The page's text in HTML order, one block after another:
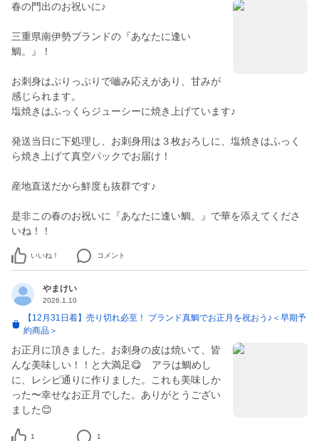
春の門出のお祝いに♪
三重県南伊勢ブランドの『あなたに逢い
鯛。』！
お刺身はぷりっぷりで嚙み応えがあり、甘みが
感じられます。
塩焼きはふっくらジューシーに焼き上げています♪
発送当日に下処理し、お刺身用は３枚おろしに、塩焼きはふっく
ら焼き上げて真空パックでお届け！
産地直送だから鮮度も抜群です♪
是非この春のお祝いに『あなたに逢い鯛。』で華を添えてくださ
いいね！ コメント
やまけい
2026.1.10
【12月31日着】売り切れ必至！ ブランド真鯛でお正月を祝おう♪＜早期予
約商品＞
お正月に頂きました。お刺身の皮は焼いて、皆
んな美味しい！！と大満足😋 アラは鯛めし
に、レシピ通りに作りました。これも美味しか
った〜幸せなお正月でした。ありがとうござい
ました😊
1 1